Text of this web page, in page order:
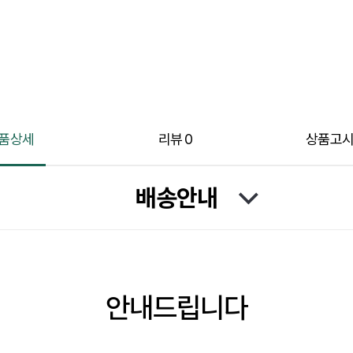
상세 리뷰0 상품고
배송안내
안내드립니다